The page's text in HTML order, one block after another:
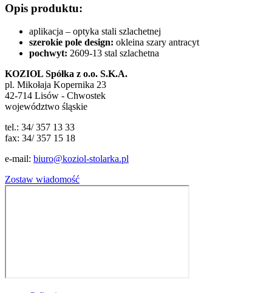
Opis produktu:
aplikacja – optyka stali szlachetnej
szerokie pole design: okleina szary antracyt
pochwyt: 2609-13 stal szlachetna
KOZIOL Spółka z o.o. S.K.A.
pl. Mikołaja Kopernika 23
42-714 Lisów - Chwostek
województwo śląskie
tel.: 34/ 357 13 33
fax: 34/ 357 15 18
e-mail: biuro@koziol-stolarka.pl
Zostaw wiadomość